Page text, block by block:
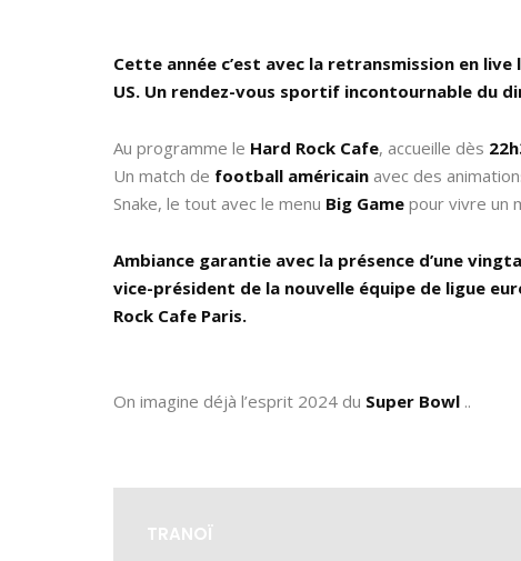
Cette année c’est avec la retransmission en live
US. Un rendez-vous sportif incontournable du
Au programme le Hard Rock Cafe, accueille dès
Un match de football américain avec des
Snake, le tout avec le menu Big Game pour vivre un
Ambiance garantie avec la présence d’une
vice-président de la nouvelle équipe de ligue
Rock Cafe Paris.
On imagine déjà l’esprit 2024 du Super Bowl ..
TRANOÏ